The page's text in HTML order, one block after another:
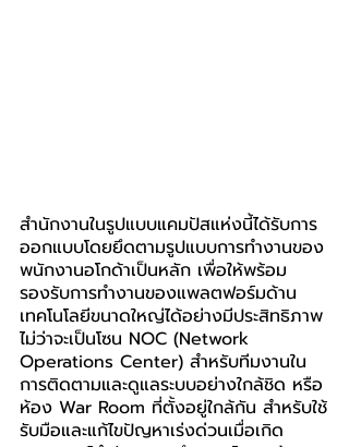
สำนักงานในรูปแบบแคมปัสแห่งนี้ได้รับการ
ออกแบบโดยยึดตามรูปแบบการทำงานของ
พนักงานอโกด้าเป็นหลัก เพื่อให้พร้อม
รองรับการทำงานของแพลตฟอร์มด้าน
เทคโนโลยีขนาดใหญ่ได้อย่างมีประสิทธิภาพ
ไม่ว่าจะเป็นโซน NOC (Network
Operations Center) สำหรับทีมงานใน
การติดตามและดูแลระบบอย่างใกล้ชิด หรือ
ห้อง War Room ที่ตั้งอยู่ใกล้กัน สำหรับใช้
รับมือและแก้ไขปัญหาเร่งด่วนเมื่อเกิด